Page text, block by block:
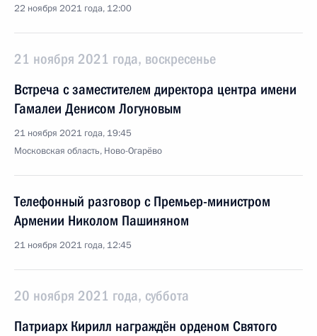
22 ноября 2021 года, 12:00
21 ноября 2021 года, воскресенье
Встреча с заместителем директора центра имени
Гамалеи Денисом Логуновым
21 ноября 2021 года, 19:45
Московская область, Ново-Огарёво
Телефонный разговор с Премьер-министром
Армении Николом Пашиняном
21 ноября 2021 года, 12:45
20 ноября 2021 года, суббота
Патриарх Кирилл награждён орденом Святого